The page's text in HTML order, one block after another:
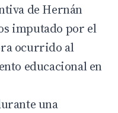
de Hernán
imputado por el
ocurrido al
educacional en
una